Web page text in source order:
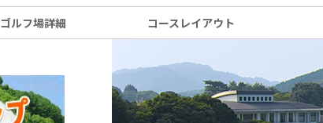
ゴルフ場詳細 コース レイアウト